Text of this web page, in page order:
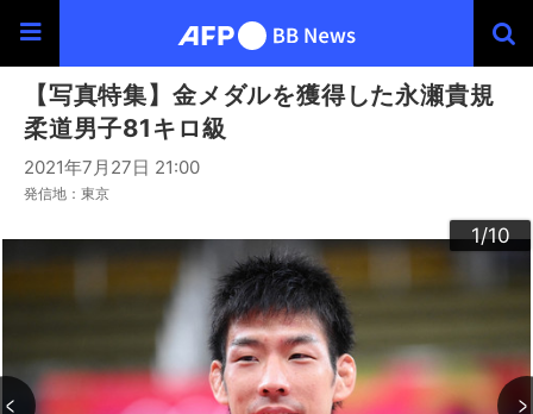
【写真特集】金メダルを獲得した永瀬貴規
柔道男子81キロ級
2021年7月27日 21:00
発信地：東京
1/10
2/10
3/10
4/10
5/10
6/10
7/10
8/10
9/10
10/10